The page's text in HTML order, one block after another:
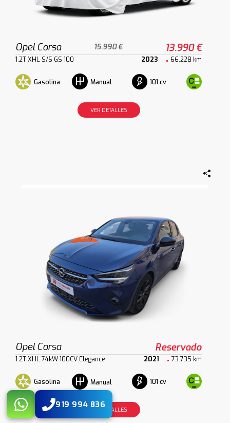
Opel Corsa 15.990 € 13.990 €
1.2T XHL S/S GS 100 2023 66.228 km
Gasolina Manual 101 cv
VER DETALLES
Opel Corsa Reservado
1.2T XHL 74kW 100CV Elegance 2021 73.735 km
Gasolina Manual 101 cv
VER DETALLES
919 994 836